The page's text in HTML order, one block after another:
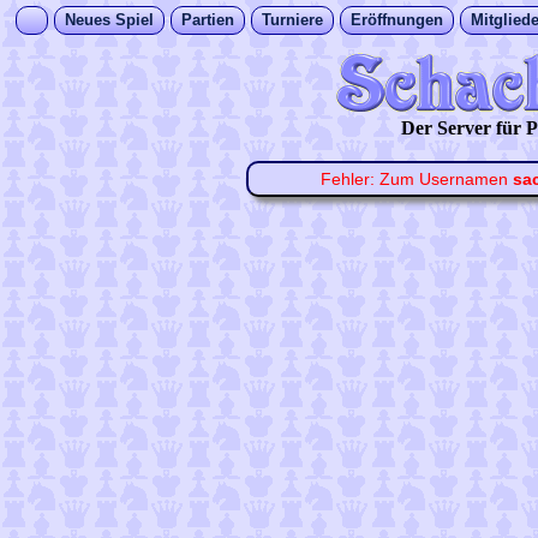
Neues Spiel Partien Turniere Eröffnungen
Der Server für
Fehler: Zum Usernamen